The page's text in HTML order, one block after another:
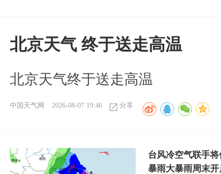
北京天气 终于送走高温
北京天气终于送走高温
中国天气网 2026-08-07 19:46 分享
台风冷空气联手
暴雨大暴雨周末开